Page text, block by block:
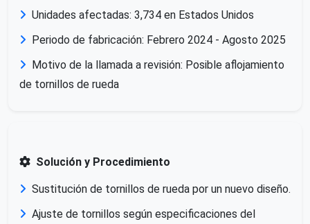
Unidades afectadas: 3,734 en Estados Unidos
Periodo de fabricación: Febrero 2024 - Agosto 2025
Motivo de la llamada a revisión: Posible aflojamiento
de tornillos de rueda
Solución y Procedimiento
Sustitución de tornillos de rueda por un nuevo diseño.
Ajuste de tornillos según especificaciones del